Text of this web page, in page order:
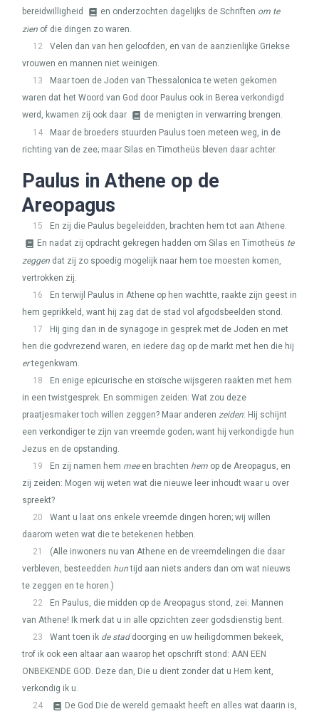
bereidwilligheid
en onderzochten dagelijks de Schriften om te
zien of die dingen zo waren.
12
Velen dan van hen geloofden, en van de aanzienlijke Griekse
vrouwen en mannen niet weinigen.
13
Maar toen de Joden van Thessalonica te weten gekomen
waren dat het Woord van God door Paulus ook in Berea verkondigd
werd, kwamen zij ook daar
de menigten in verwarring brengen.
14
Maar de broeders stuurden Paulus toen meteen weg, in de
richting van de zee; maar Silas en Timotheüs bleven daar achter.
Paulus in Athene op de
Areopagus
15
En zij die Paulus begeleidden, brachten hem tot aan Athene.
En nadat zij opdracht gekregen hadden om Silas en Timotheüs te
zeggen dat zij zo spoedig mogelijk naar hem toe moesten komen,
vertrokken zij.
16
En terwijl Paulus in Athene op hen wachtte, raakte zijn geest in
hem geprikkeld, want hij zag dat de stad vol afgodsbeelden stond.
17
Hij ging dan in de synagoge in gesprek met de Joden en met
hen die godvrezend waren, en iedere dag op de markt met hen die hij
ertegenkwam.
18
En enige epicurische en stoïsche wijsgeren raakten met hem
in een twistgesprek. En sommigen zeiden: Wat zou deze
praatjesmaker toch willen zeggen? Maar anderen zeiden: Hij schijnt
een verkondiger te zijn van vreemde goden; want hij verkondigde hun
Jezus en de opstanding.
19
En zij namen hem meeen brachten hem op de Areopagus, en
zij zeiden: Mogen wij weten wat die nieuwe leer inhoudt waar u over
spreekt?
20
Want u laat ons enkele vreemde dingen horen; wij willen
daarom weten wat die te betekenen hebben.
21
(Alle inwoners nu van Athene en de vreemdelingen die daar
verbleven, besteedden huntijd aan niets anders dan om wat nieuws
te zeggen en te horen.)
22
En Paulus, die midden op de Areopagus stond, zei: Mannen
van Athene! Ik merk dat u in alle opzichten zeer godsdienstig bent.
23
Want toen ik de staddoorging en uw heiligdommen bekeek,
trof ik ook een altaar aan waarop het opschrift stond: AAN EEN
ONBEKENDE GOD. Deze dan, Die u dient zonder dat u Hem kent,
verkondig ik u.
24
De God Die de wereld gemaakt heeft en alles wat daarin is,